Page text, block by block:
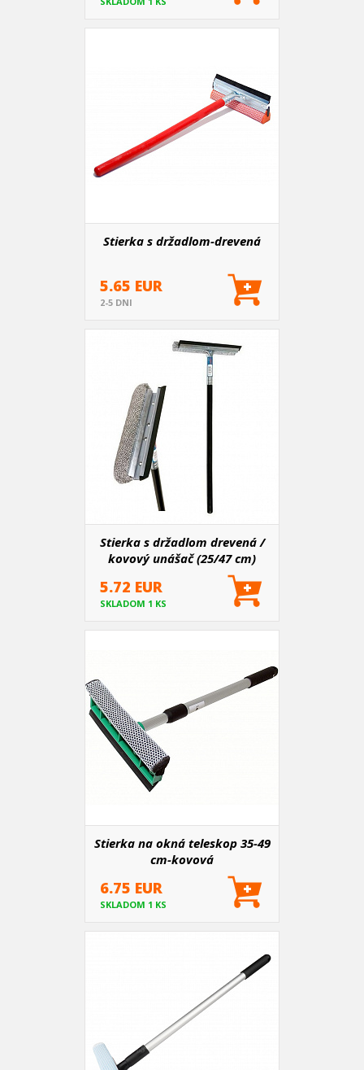
Stierka s držadlom-drevená
5.65 EUR
2-5 DNI
Stierka s držadlom drevená /
kovový unášač (25/47 cm)
5.72 EUR
SKLADOM 1 KS
Stierka na okná teleskop 35-49
cm-kovová
6.75 EUR
SKLADOM 1 KS